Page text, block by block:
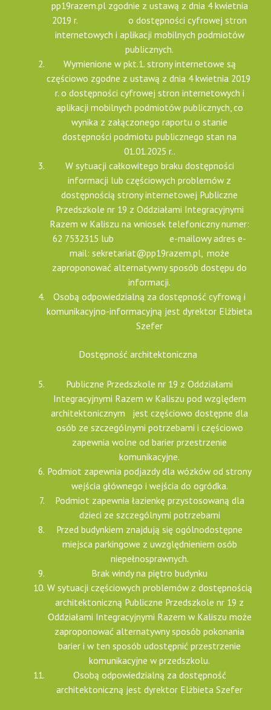
pp19razem.pl zgodnie z ustawą z dnia 4 kwietnia
2019 r. o dostępności cyfrowej stron
internetowych i aplikacji mobilnych podmiotów
publicznych.
Wymienione w pkt.1. strony internetowe są
częściowo zgodne z ustawą z dnia 4 kwietnia 2019
r. o dostępności cyfrowej stron internetowych i
aplikacji mobilnych podmiotów publicznych, co
wynika z załączonego raportu o stanie
dostępności podmiotu publicznego stan na
01.01.2025 r..
W sytuacji całkowitego braku dostępności
informacji lub częściowych problemów z
dostępnością strony internetowej Publiczne
Przedszkole nr 19 z Oddziałami Integracyjnymi
Razem w Kaliszu na wniosek telefoniczny numer:
62 7532315 lub e-mailowy adres e-
mail: sekretariat@pp19razem.pl, może
zaproponować alternatywny sposób dostępu do
informacji.
Osobą odpowiedzialną za dostępność cyfrową i
komunikacyjno-informacyjną jest dyrektor Elżbieta
Szefer
Dostępność architektoniczna
Publiczne Przedszkole nr 19 z Oddziałami
Integracyjnymi Razem w Kaliszu pod względem
architektonicznym jest częściowo dostępne dla
osób ze szczególnymi potrzebami i częściowo
zapewnia wolne od barier przestrzenie
komunikacyjne.
Podmiot zapewnia podjazdy dla wózków od strony
wejścia głównego i wejścia do ogródka.
Podmiot zapewnia łazienkę przystosowaną dla
dzieci ze szczególnymi potrzebami
Przed budynkiem znajdują się ogólnodostępne
miejsca parkingowe z uwzględnieniem osób
niepełnosprawnych.
Brak windy na piętro budynku
W sytuacji częściowych problemów z dostępnością
architektoniczną Publiczne Przedszkole nr 19 z
Oddziałami Integracyjnymi Razem w Kaliszu może
zaproponować alternatywny sposób pokonania
barier i w ten sposób udostępnić przestrzenie
komunikacyjne w przedszkolu.
Osobą odpowiedzialną za dostępność
architektoniczną jest dyrektor Elżbieta Szefer